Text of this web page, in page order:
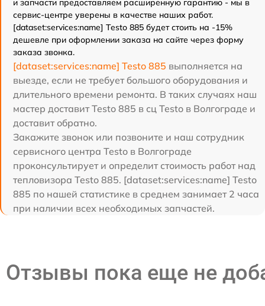
и запчасти предоставляем расширенную гарантию - мы в
сервис-центре уверены в качестве наших работ.
[dataset:services:name] Testo 885 будет стоить на -15%
дешевле при оформлении заказа на сайте через форму
заказа звонка.
[dataset:services:name] Testo 885 выполняется на
выезде, если не требует большого оборудования и
длительного времени ремонта. В таких случаях наш
мастер доставит Testo 885 в сц Testo в Волгограде и
доставит обратно.
Закажите звонок или позвоните и наш сотрудник
сервисного центра Testo в Волгограде
проконсультирует и определит стоимость работ над
тепловизора Testo 885. [dataset:services:name] Testo
885 по нашей статистике в среднем занимает 2 часа
при наличии всех необходимых запчастей.
Отзывы пока еще не